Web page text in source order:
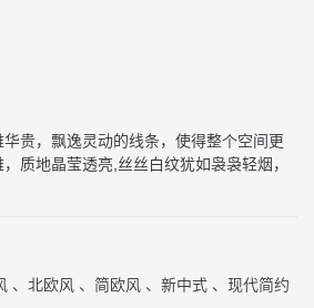
贵，飘逸灵动的线条，使得整个空间更
质地晶莹透亮,丝丝白纹犹如袅袅轻烟，
、北欧风 、简欧风 、新中式 、现代简约